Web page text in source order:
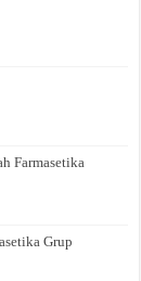
Farmasetika
Grup